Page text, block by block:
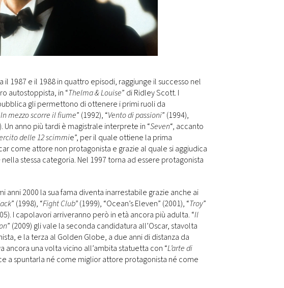
il 1987 e il 1988 in quattro episodi, raggiunge il successo nel
autostoppista, in “Thelma & Louise” di Ridley Scott. I
gli permettono di ottenere i primi ruoli da
In mezzo scorre il fiume” (1992), “Vento di passioni” (1994),
Un anno più tardi è magistrale interprete in “Seven“, accanto
delle 12 scimmie”, per il quale ottiene la prima
come attore non protagonista e grazie al quale si aggiudica
stessa categoria. Nel 1997 torna ad essere protagonista
anni 2000 la sua fama diventa inarrestabile grazie anche ai
” (1998), “Fight Club”(1999), “Ocean’s Eleven” (2001), “Troy”
I capolavori arriveranno però in età ancora più adulta. “Il
” (2009) gli vale la seconda candidatura all’Oscar, stavolta
e la terza al Golden Globe, a due anni di distanza da
ancora una volta vicino all’ambita statuetta con “L’arte di
a spuntarla né come miglior attore protagonista né come